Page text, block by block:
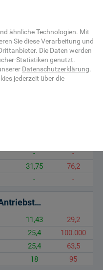
GmbH
-
-
31,75
76,2
- -
Anton Klocke Antriebstechnik GmbH
11,43
29,2
25,4
100.000
25,4
63,5
18 95
ähnliche Technologien. Mit
Sie diese Verarbeitung und
Die Daten werden
Statistiken genutzt.
Datenschutzerklärung.
jederzeit über die